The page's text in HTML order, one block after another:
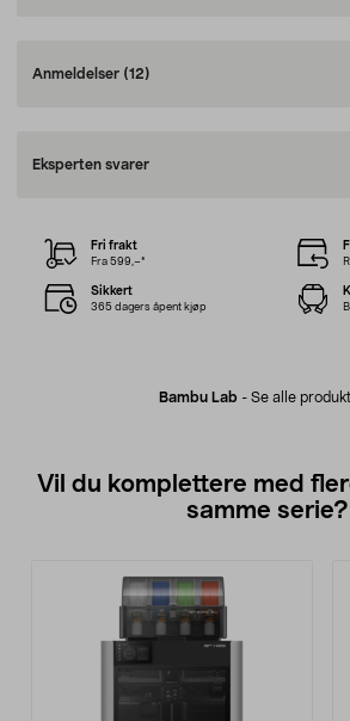
Anmeldelser (12)
Eksperten svarer
Bambu Lab - Se alle
Fri frakt
Fra 599,–*
Sikkert
365 dagers åpent kjøp
Vil du komplettere med
samme serie?